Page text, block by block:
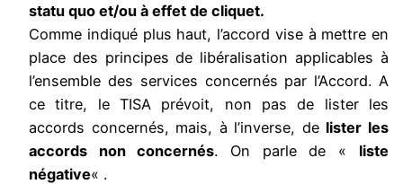
statu quo et/ou à effet de cliquet.
Comme indiqué plus haut, l’accord vise à mettre en
place des principes de libéralisation applicables à
l’ensemble des services concernés par l’Accord. A
ce titre, le TISA prévoit, non pas de lister les
accords concernés, mais, à l’inverse, de lister les
accords non concernés. On parle de « liste
négative« .